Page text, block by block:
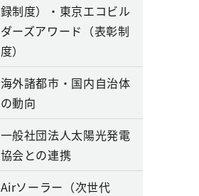
録制度）・東京エコビル
ダーズアワード（表彰制
度）
海外諸都市・国内自治体
の動向
一般社団法人太陽光発電
協会との連携
Airソーラー（次世代